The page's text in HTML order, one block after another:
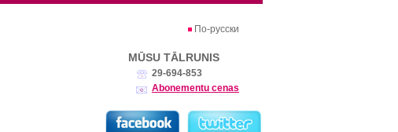
По-русски
MŪSU TĀLRUNIS
29-694-853
Abonementu cenas